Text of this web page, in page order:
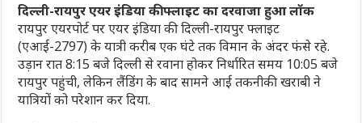
दिल्ली-रायपुर एयर इंडिया की फ्लाइट का दरवाजा हुआ लॉक
रायपुर एयरपोर्ट पर एयर इंडिया की दिल्ली-रायपुर फ्लाइट
(एआई-2797) के यात्री करीब एक घंटे तक विमान के अंदर फंसे रहे.
उड़ान रात 8:15 बजे दिल्ली से रवाना होकर निर्धारित समय 10:05 बजे
रायपुर पहुंची, लेकिन लैंडिंग के बाद सामने आई तकनीकी खराबी ने
यात्रियों को परेशान कर दिया.